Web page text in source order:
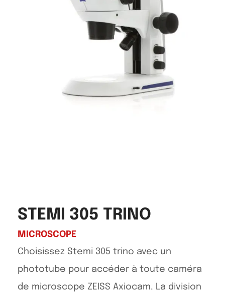
STEMI 305 TRINO
MICROSCOPE
Choisissez Stemi 305 trino avec un
phototube pour accéder à toute caméra
de microscope ZEISS Axiocam. La division